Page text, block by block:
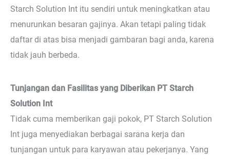
Starch Solution Int itu sendiri untuk meningkatkan atau
menurunkan besaran gajinya. Akan tetapi paling tidak
daftar di atas bisa menjadi gambaran bagi anda, karena
tidak jauh berbeda.
Tunjangan dan Fasilitas yang Diberikan PT Starch
Solution Int
Tidak cuma memberikan gaji pokok, PT Starch Solution
Int juga menyediakan berbagai sarana kerja dan
tunjangan untuk para karyawan atau pekerjanya. Yang